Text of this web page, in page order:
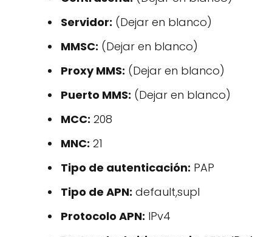
Servidor: (Dejar en blanco)
MMSC: (Dejar en blanco)
Proxy MMS: (Dejar en blanco)
Puerto MMS: (Dejar en blanco)
MCC: 208
MNC: 21
Tipo de autenticación: PAP
Tipo de APN: default,supl
Protocolo APN: IPv4